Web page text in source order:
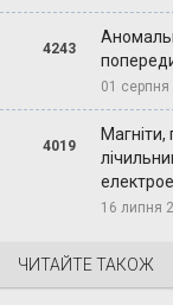
4243
01 серпня
4019
Магніти,
16 липня
ЧИТАЙТЕ ТАКОЖ